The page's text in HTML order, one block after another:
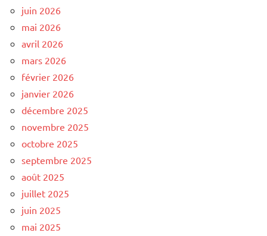
juin 2026
mai 2026
avril 2026
mars 2026
février 2026
janvier 2026
décembre 2025
novembre 2025
octobre 2025
septembre 2025
août 2025
juillet 2025
juin 2025
mai 2025